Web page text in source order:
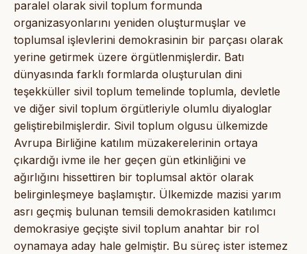
paralel olarak sivil toplum formunda
organizasyonlarını yeniden oluşturmuşlar ve
toplumsal işlevlerini demokrasinin bir parçası olarak
yerine getirmek üzere örgütlenmişlerdir. Batı
dünyasında farklı formlarda oluşturulan dini
teşekküller sivil toplum temelinde toplumla, devletle
ve diğer sivil toplum örgütleriyle olumlu diyaloglar
geliştirebilmişlerdir. Sivil toplum olgusu ülkemizde
Avrupa Birliğine katılım müzakerelerinin ortaya
çıkardığı ivme ile her geçen gün etkinliğini ve
ağırlığını hissettiren bir toplumsal aktör olarak
belirginleşmeye başlamıştır. Ülkemizde mazisi yarım
asrı geçmiş bulunan temsili demokrasiden katılımcı
demokrasiye geçişte sivil toplum anahtar bir rol
oynamaya aday hale gelmiştir. Bu süreç ister istemez